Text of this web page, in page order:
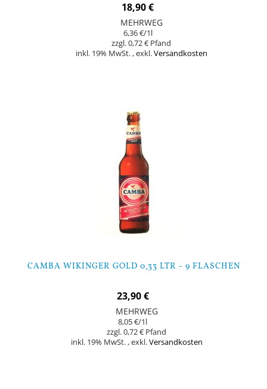
18,90 €
MEHRWEG
6,36 €/1l
0,72 €
inkl. 19% MwSt. ,exkl.Versandkosten
CAMBA WIKINGER GOLD 0,33 LTR - 9 FLASCHEN
23,90 €
MEHRWEG
8,05 €/1l
0,72 €
inkl. 19% MwSt. ,exkl.Versandkosten